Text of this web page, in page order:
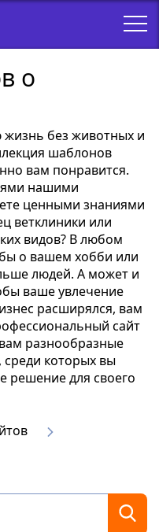
о
без животных и
шаблонов
вам понравится.
нашими
ценными знаниями
ветклиники или
видов? В любом
о вашем хобби или
людей. А может и
ваше увлечение
расширялся, вам
сайт
разнообразные
которых вы
решение для своего